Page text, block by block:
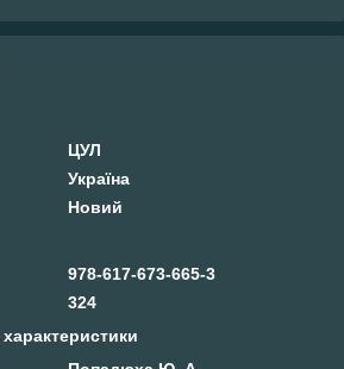
ЦУЛ
Україна
Новий
978-617-673-665-3
324